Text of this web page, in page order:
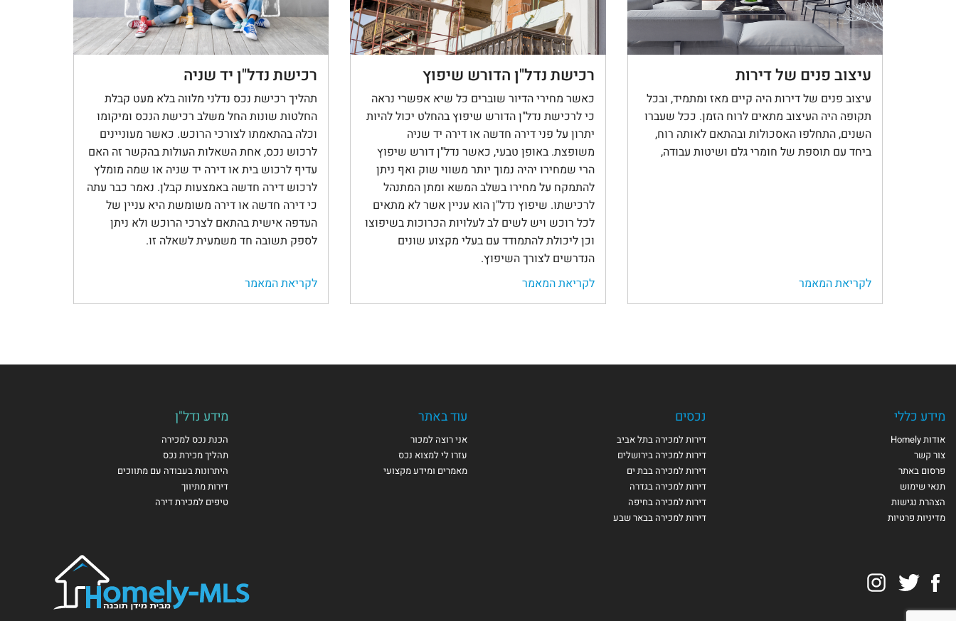
עיצוב פנים של דירות
עיצוב פנים של דירות היה קיים מאז ומתמיד, ובכל
תקופה היה העיצוב מתאים לרוח הזמן. ככל שעברו
השנים, התחלפו האסכולות ובהתאם לאותה רוח,
ביחד עם תוספת של חומרי גלם ושיטות עבודה,
לקריאת המאמר
רכישת נדל"ן הדורש שיפוץ
כאשר מחירי הדיור שוברים כל שיא אפשרי נראה
כי לרכישת נדל"ן הדורש שיפוץ בהחלט יכול להיות
יתרון על פני דירה חדשה או דירה יד שניה
משופצת. באופן טבעי, כאשר נדל"ן דורש שיפוץ
הרי שמחירו יהיה נמוך יותר משווי שוק ואף ניתן
להתמקח על מחירו בשלב המשא ומתן המתנהל
לרכישתו. שיפוץ נדל"ן הוא עניין אשר לא מתאים
לכל רוכש ויש לשים לב לעלויות הכרוכות בשיפוצו
וכן ליכולת להתמודד עם בעלי מקצוע שונים
הנדרשים לצורך השיפוץ.
לקריאת המאמר
רכישת נדל"ן יד שניה
תהליך רכישת נכס נדלני מלווה בלא מעט קבלת
החלטות שונות החל משלב רכישת הנכס ומיקומו
וכלה בהתאמתו לצורכי הרוכש. כאשר מעוניינים
לרכוש נכס, אחת השאלות העולות בהקשר זה האם
עדיף לרכוש בית או דירה יד שניה או שמה מומלץ
לרכוש דירה חדשה באמצעות קבלן. נאמר כבר עתה
כי דירה חדשה או דירה משומשת היא עניין של
העדפה אישית בהתאם לצרכי הרוכש ולא ניתן
לספק תשובה חד משמעית לשאלה זו.
לקריאת המאמר
מידע כללי
אודות Homely
צור קשר
פרסום באתר
תנאי שימוש
הצהרת נגישות
מדיניות פרטיות
נכסים
דירות למכירה בתל אביב
דירות למכירה בירושלים
דירות למכירה בבת ים
דירות למכירה בגדרה
דירות למכירה בחיפה
דירות למכירה בבאר שבע
עוד באתר
אני רוצה למכור
עזרו לי למצוא נכס
מאמרים ומידע מקצועי
מידע נדל"ן
הכנת נכס למכירה
תהליך מכירת נכס
היתרונות בעבודה עם מתווכים
דירות מתיווך
טיפים למכירת דירה
Facebook
Twitter